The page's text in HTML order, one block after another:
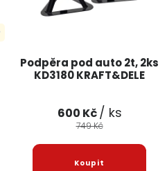
Podpěra pod auto 2t, 2ks
KD3180 KRAFT&DELE
600 Kč/ ks
749 Kč